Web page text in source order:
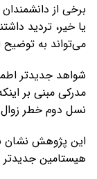
برخی از
یا خیر، تردید
می‌تواند به
شواهد جدیدتر
مدرکی مبنی بر
نسل دوم خطر زوال
این پژوهش نشان
هیستامین